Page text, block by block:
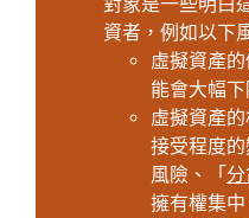
資者，例如以下
虛擬資產
能會大幅下
虛擬資產
接受程度
風險、「
擁有權集